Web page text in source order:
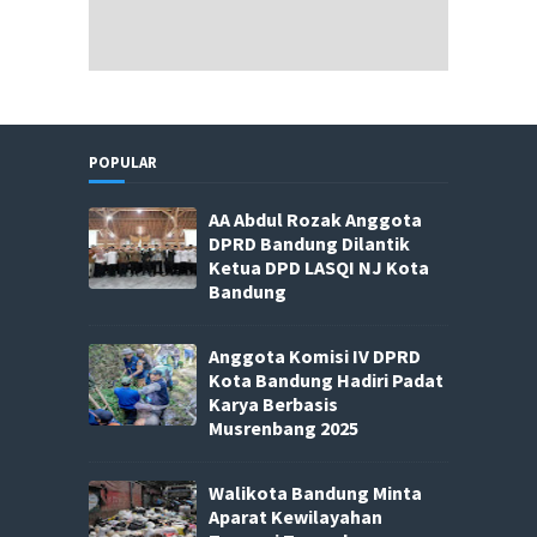
POPULAR
AA Abdul Rozak Anggota
DPRD Bandung Dilantik
Ketua DPD LASQI NJ Kota
Bandung
Anggota Komisi IV DPRD
Kota Bandung Hadiri Padat
Karya Berbasis
Musrenbang 2025
Walikota Bandung Minta
Aparat Kewilayahan